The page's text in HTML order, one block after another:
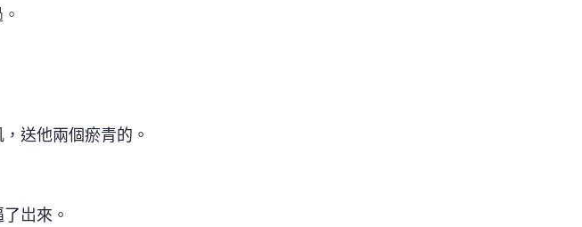
送他兩個瘀青的。
岀來。